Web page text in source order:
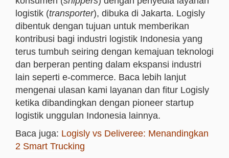
logistik (transporter), dibuka di Jakarta. Logisly
dibentuk dengan tujuan untuk memberikan
kontribusi bagi industri logistik Indonesia yang
terus tumbuh seiring dengan kemajuan teknologi
dan berperan penting dalam ekspansi industri
lain seperti e-commerce. Baca lebih lanjut
mengenai ulasan kami layanan dan fitur Logisly
ketika dibandingkan dengan pioneer startup
logistik unggulan Indonesia lainnya.
Baca juga: Logisly vs Deliveree: Menandingkan
2 Smart Trucking